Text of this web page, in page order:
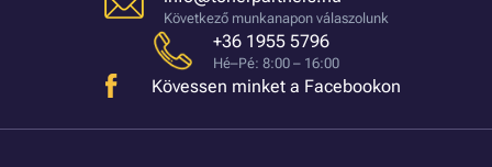
Következő munkanapon válaszolunk
+36 1955 5796
Hé–Pé: 8:00 – 16:00
Kövessen minket a Facebookon